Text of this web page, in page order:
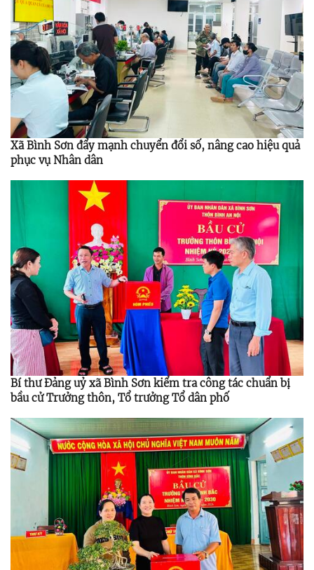
Xã Bình Sơn đẩy mạnh chuyển đổi số, nâng cao hiệu quả
phục vụ Nhân dân
Bí thư Đảng uỷ xã Bình Sơn kiểm tra công tác chuẩn bị
bầu cử Trưởng thôn, Tổ trưởng Tổ dân phố